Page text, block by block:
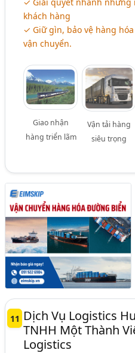
khách hàng
✓ Giữ gìn, bảo vệ hàng
vận chuyển.
Giao nhận
hàng triển lãm
Vận tải hàng
siêu trọng
11 Dịch Vụ Logistics
TNHH Một Thành
Logistics